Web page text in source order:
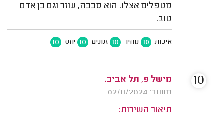
מטפלים אצלו. הוא סבבה, עוזר וגם בן אדם
טוב.
איכות 10 מחיר 10 זמנים 10 יחס 10
מישל פ, תל אביב.
משוב: 02/11/2024
תיאור השירות:
10